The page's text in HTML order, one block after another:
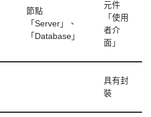
節點
「Server」、
「Database」
元件
「使用
者介
面」
具有封
裝